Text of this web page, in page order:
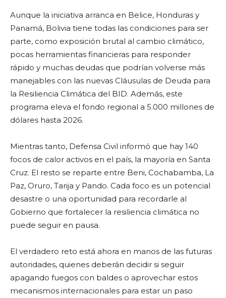
Aunque la iniciativa arranca en Belice, Honduras y
Panamá, Bolivia tiene todas las condiciones para ser
parte, como exposición brutal al cambio climático,
pocas herramientas financieras para responder
rápido y muchas deudas que podrían volverse más
manejables con las nuevas Cláusulas de Deuda para
la Resiliencia Climática del BID. Además, este
programa eleva el fondo regional a 5.000 millones de
dólares hasta 2026.
Mientras tanto, Defensa Civil informó que hay 140
focos de calor activos en el país, la mayoría en Santa
Cruz. El resto se reparte entre Beni, Cochabamba, La
Paz, Oruro, Tarija y Pando. Cada foco es un potencial
desastre o una oportunidad para recordarle al
Gobierno que fortalecer la resiliencia climática no
puede seguir en pausa.
El verdadero reto está ahora en manos de las futuras
autoridades, quienes deberán decidir si seguir
apagando fuegos con baldes o aprovechar estos
mecanismos internacionales para estar un paso